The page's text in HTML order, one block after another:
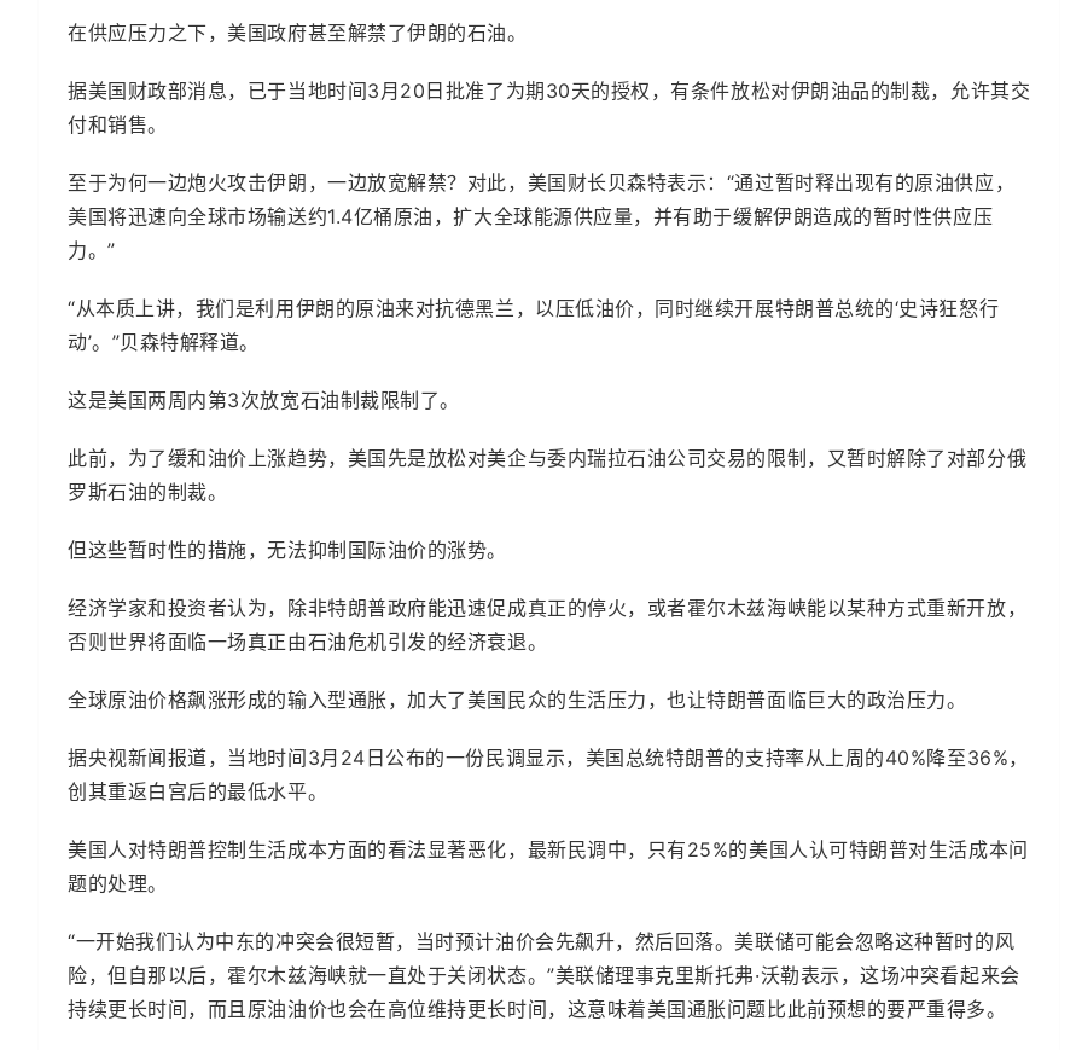
在供应压力之下，美国政府甚至解禁了伊朗的石油。
据美国财政部消息，已于当地时间3月20日批准了为期30天的授权，有条件放松对伊朗油品的制裁，允许其交
付和销售。
至于为何一边炮火攻击伊朗，一边放宽解禁？对此，美国财长贝森特表示：“通过暂时释出现有的原油供应，
美国将迅速向全球市场输送约1.4亿桶原油，扩大全球能源供应量，并有助于缓解伊朗造成的暂时性供应压
力。”
“从本质上讲，我们是利用伊朗的原油来对抗德黑兰，以压低油价，同时继续开展特朗普总统的‘史诗狂怒行
动’。”贝森特解释道。
这是美国两周内第3次放宽石油制裁限制了。
此前，为了缓和油价上涨趋势，美国先是放松对美企与委内瑞拉石油公司交易的限制，又暂时解除了对部分俄
罗斯石油的制裁。
但这些暂时性的措施，无法抑制国际油价的涨势。
经济学家和投资者认为，除非特朗普政府能迅速促成真正的停火，或者霍尔木兹海峡能以某种方式重新开放，
否则世界将面临一场真正由石油危机引发的经济衰退。
全球原油价格飙涨形成的输入型通胀，加大了美国民众的生活压力，也让特朗普面临巨大的政治压力。
据央视新闻报道，当地时间3月24日公布的一份民调显示，美国总统特朗普的支持率从上周的40%降至36%，
创其重返白宫后的最低水平。
美国人对特朗普控制生活成本方面的看法显著恶化，最新民调中，只有25%的美国人认可特朗普对生活成本问
题的处理。
“一开始我们认为中东的冲突会很短暂，当时预计油价会先飙升，然后回落。美联储可能会忽略这种暂时的风
险，但自那以后，霍尔木兹海峡就一直处于关闭状态。”美联储理事克里斯托弗·沃勒表示，这场冲突看起来会
持续更长时间，而且原油油价也会在高位维持更长时间，这意味着美国通胀问题比此前预想的要严重得多。